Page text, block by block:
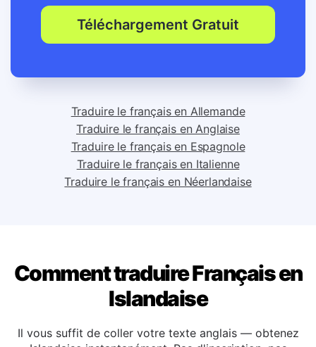
Téléchargement Gratuit
Traduire le français en Allemande
Traduire le français en Anglaise
Traduire le français en Espagnole
Comment traduire Français en
Islandaise